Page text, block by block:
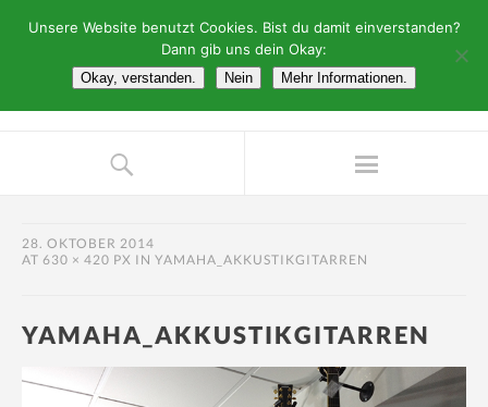
28. OKTOBER 2014
AT 630 × 420 PX IN YAMAHA_AKKUSTIKGITARREN
YAMAHA_AKKUSTIKGITARREN
Unsere Website benutzt Cookies. Bist du damit einverstanden?
Dann gib uns dein Okay:
Okay, verstanden. Nein Mehr Informationen.